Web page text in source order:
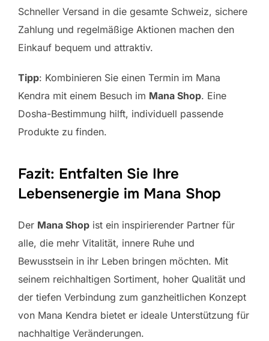
Schneller Versand in die gesamte Schweiz, sichere
Zahlung und regelmäßige Aktionen machen den
Einkauf bequem und attraktiv.
Tipp: Kombinieren Sie einen Termin im Mana
Kendra mit einem Besuch im Mana Shop. Eine
Dosha-Bestimmung hilft, individuell passende
Produkte zu finden.
Fazit: Entfalten Sie Ihre
Lebensenergie im Mana Shop
Der Mana Shop ist ein inspirierender Partner für
alle, die mehr Vitalität, innere Ruhe und
Bewusstsein in ihr Leben bringen möchten. Mit
seinem reichhaltigen Sortiment, hoher Qualität und
der tiefen Verbindung zum ganzheitlichen Konzept
von Mana Kendra bietet er ideale Unterstützung für
nachhaltige Veränderungen.